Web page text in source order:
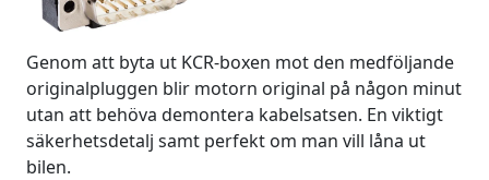
Genom att byta ut KCR-boxen mot den medföljande
originalpluggen blir motorn original på någon minut
utan att behöva demontera kabelsatsen. En viktigt
säkerhetsdetalj samt perfekt om man vill låna ut
bilen.